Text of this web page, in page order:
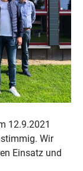
12.9.2021
Wir
Einsatz und